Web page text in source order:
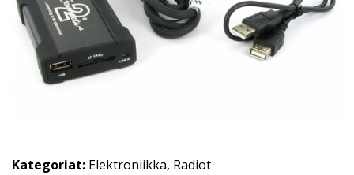
Kategoriat: Elektroniikka, Radiot